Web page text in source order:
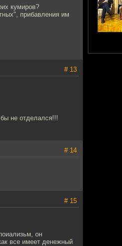
кумиров?
прибавления им
# 13
не отделался!!!
# 14
# 15
он
все имеет денежный